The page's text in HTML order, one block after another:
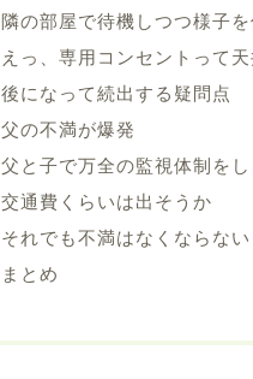
隣の部屋で待機しつつ様子
えっ、専用コンセントって
後になって続出する疑問点
父の不満が爆発
父と子で万全の監視体制を
交通費くらいは出そうか
それでも不満はなくならない
まとめ